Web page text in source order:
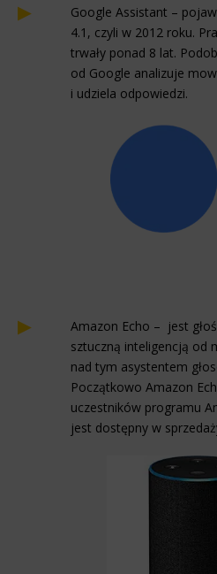
Google Assistant –
4.1, czyli w 2012 roku.
trwały ponad 8 lat.
od Google analizuje
i udziela odpowiedzi.
Amazon Echo – jest
sztuczną inteligencją od
nad tym asystentem
Początkowo Amazon
uczestników programu
jest dostępny w